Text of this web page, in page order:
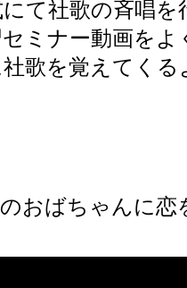
て社歌の斉唱を
ミナー動画をよ
歌を覚えてく
おばちゃんに恋